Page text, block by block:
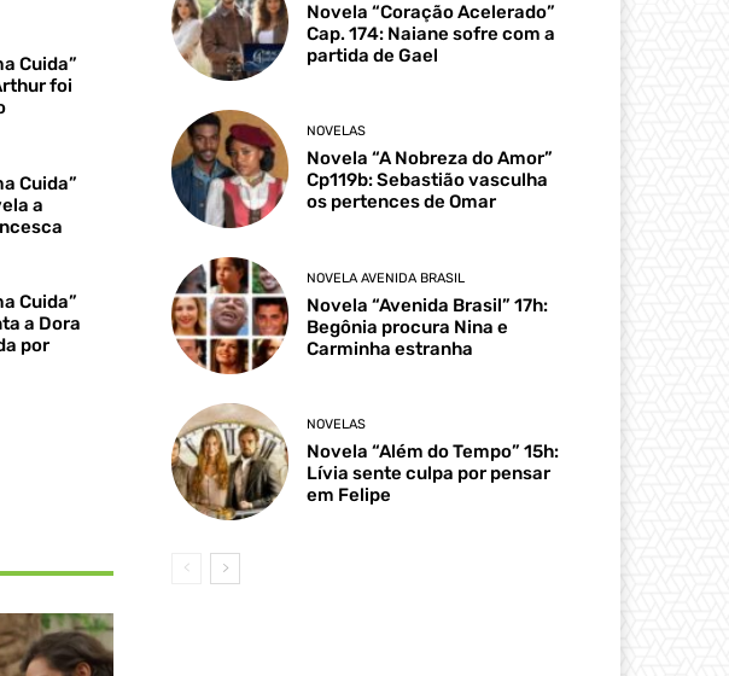
Cuida”
foi
Cuida”
a
Cuida”
a Dora
por
Novela “Coração Acelerado”
Cap. 174: Naiane sofre com a
partida de Gael
NOVELAS
Novela “A Nobreza do Amor”
Cp119b: Sebastião vasculha
os pertences de Omar
NOVELA AVENIDA BRASIL
Novela “Avenida Brasil” 17h:
Begônia procura Nina e
Carminha estranha
NOVELAS
Novela “Além do Tempo” 15h:
Lívia sente culpa por pensar
em Felipe